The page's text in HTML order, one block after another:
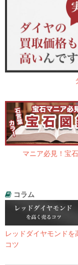
マニア必見！宝
コラム
レッドダイヤモンドを
コツ